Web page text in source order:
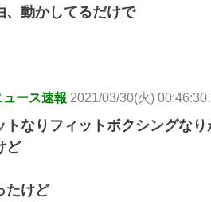
、動かしてるだけで
ース速報 2021/03/30(火)
なりフィットボクシングなり
ど
たけど